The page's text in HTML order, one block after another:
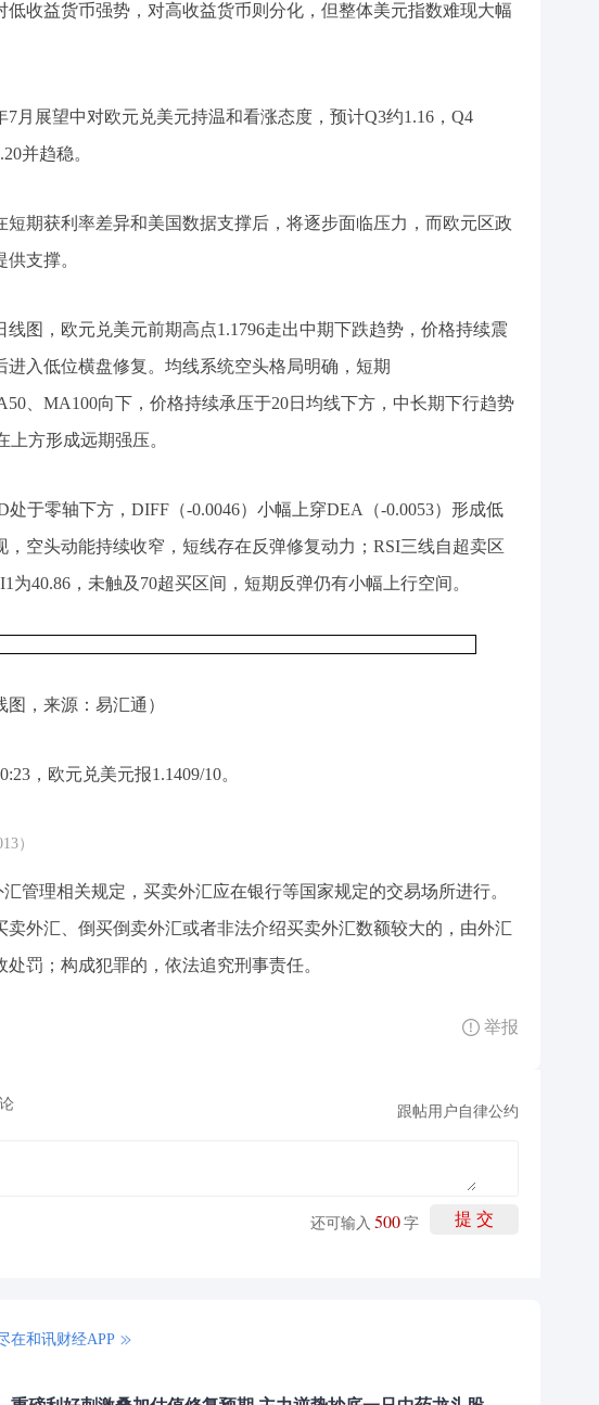
低收益货币强势，对高收益货币则分化，但整体美元指数难现大幅
7月展望中对欧元兑美元持温和看涨态度，预计Q3约1.16，Q4
并趋稳。
短期获利率差异和美国数据支撑后，将逐步面临压力，而欧元区政
支撑。
线图，欧元兑美元前期高点1.1796走出中期下跌趋势，价格持续震
进入低位横盘修复。均线系统空头格局明确，短期
、MA100向下，价格持续承压于20日均线下方，中长期下行趋势
方形成远期强压。
于零轴下方，DIFF（-0.0046）小幅上穿DEA（-0.0053）形成低
，空头动能持续收窄，短线存在反弹修复动力；RSI三线自超卖区
为40.86，未触及70超买区间，短期反弹仍有小幅上行空间。
图，来源：易汇通）
，欧元兑美元报1.1409/10。
）
管理相关规定，买卖外汇应在银行等国家规定的交易场所进行。
卖外汇、倒买倒卖外汇或者非法介绍买卖外汇数额较大的，由外汇
罚；构成犯罪的，依法追究刑事责任。
举报
跟帖用户自律公约